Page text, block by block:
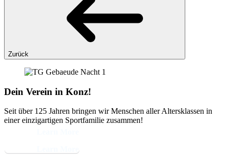
Zurück
Dein Verein in Konz!
Seit über 125 Jahren bringen wir Menschen aller Altersklassen in
einer einzigartigen Sportfamilie zusammen!